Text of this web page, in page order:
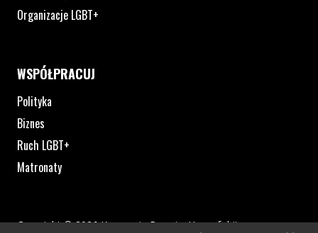
Organizacje LGBT+
WSPÓŁPRACUJ
Polityka
Biznes
Ruch LGBT+
Matronaty
Copyright © 2026 Kampania Przeciw Homofobii